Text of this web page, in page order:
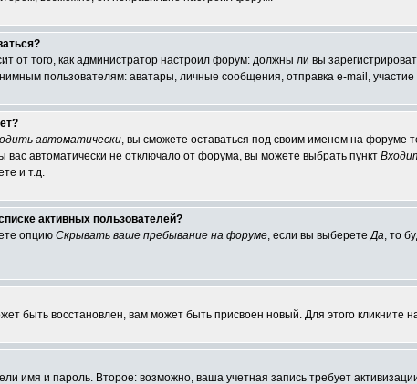
от того, как администратор настроил форум: должны ли вы
пользователям: аватары, личные сообщения, отправка e-mail, участие
автоматически, вы сможете оставаться под своим именем на форуме
вас автоматически не отключало от форума, вы можете выбрать пункт
и т.д.
активных пользователей?
опцию Скрывать ваше пребывание на форуме, если вы выберетеДа, то
быть восстановлен, вам может быть присвоен новый. Для этого кликните
имя и пароль. Второе: возможно, ваша учетная запись требует